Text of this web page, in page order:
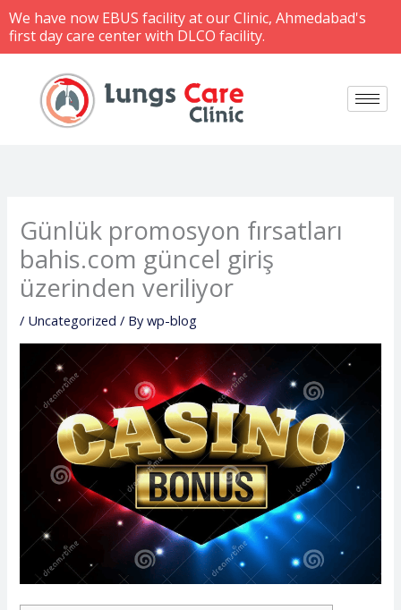
Skip
to
content
We have now EBUS facility at our Clinic, Ahmedabad's
first day care center with DLCO facility.
Günlük promosyon fırsatları
bahis.com güncel giriş
üzerinden veriliyor
/ Uncategorized / Bywp-blog